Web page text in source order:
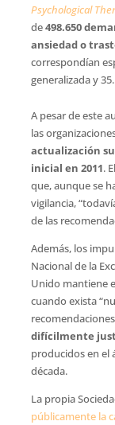
Psychological
de498.650
ansiedad o
correspondían
generalizada y
A pesar de este
las
actualización
inicial en 2011.
que, aunque se
vigilancia,
de las
Además, los
Nacional de la
Unido mantiene
cuando exista
difícilmente
producidos en el
década.
La propia
públicamente la